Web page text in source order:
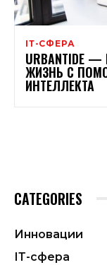
ІТ-СФЕРА
URBАNTIDE
ЖИЗНЬ С
ИНТЕЛЛЕКТА
CATEGORIES
Инновации
ІТ-сфера